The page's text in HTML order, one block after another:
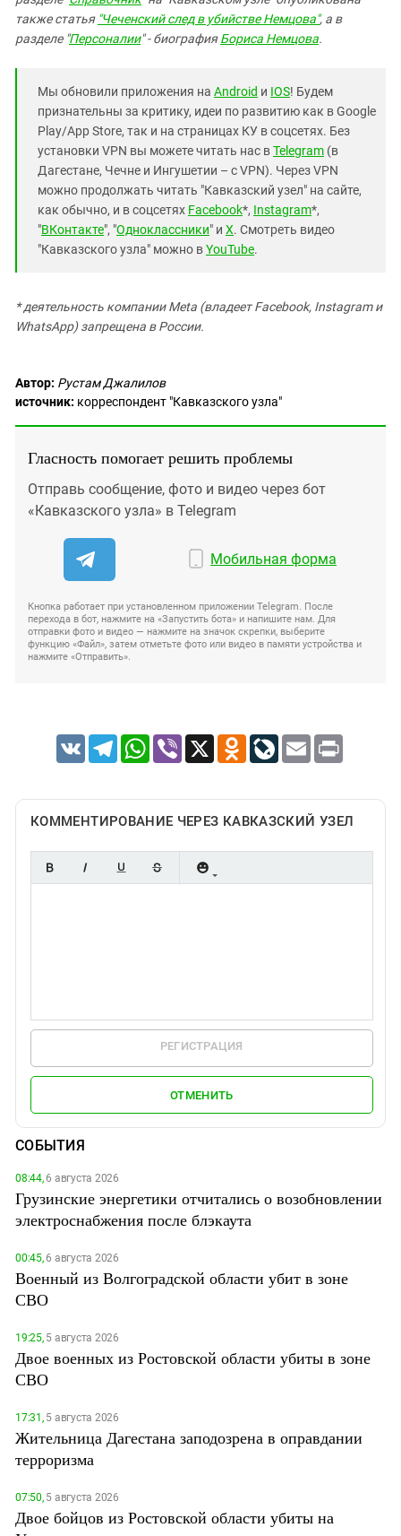
также статья "Чеченский след в убийстве Немцова", а в
разделе "Персоналии" - биографияБориса Немцова.
Мы обновили приложения на Android и IOS! Будем
признательны за критику, идеи по развитию как в Google
Play/App Store, так и на страницах КУ в соцсетях. Без
установки VPN вы можете читать нас вTelegram (в
Дагестане, Чечне и Ингушетии – с VPN). Через VPN
можно продолжать читать "Кавказский узел" на сайте,
как обычно, и в соцсетях Facebook*, Instagram*,
"ВКонтакте", "Одноклассники" и X. Смотреть видео
"Кавказского узла" можно вYouTube.
* деятельность компании Meta (владеет Facebook, Instagram и
WhatsApp) запрещена в России.
Автор: Рустам Джалилов
источник: корреспондент "Кавказского узла"
Гласность помогает решить проблемы
Отправь сообщение, фото и видео через бот
«Кавказского узла» в Telegram
Мобильная форма
Кнопка работает при установленном приложении Telegram. После
перехода в бот, нажмите на «Запустить бота» и напишите нам. Для
отправки фото и видео — нажмите на значок скрепки, выберите
функцию «Файл», затем отметьте фото или видео в памяти устройства и
нажмите «Отправить».
VK TelegramWhatsApp
Viber X Odnoklassniki
LiveJournal
Email Print
КОММЕНТИРОВАНИЕ ЧЕРЕЗ КАВКАЗСКИЙ УЗЕЛ
РЕГИСТРАЦИЯ
ОТМЕНИТЬ
СОБЫТИЯ
08:44,6 августа 2026
Грузинские энергетики отчитались о возобновлении
электроснабжения после блэкаута
00:45,6 августа 2026
Военный из Волгоградской области убит в зоне
СВО
19:25,5 августа 2026
Двое военных из Ростовской области убиты в зоне
СВО
17:31,5 августа 2026
Жительница Дагестана заподозрена в оправдании
терроризма
07:50,5 августа 2026
Двое бойцов из Ростовской области убиты на